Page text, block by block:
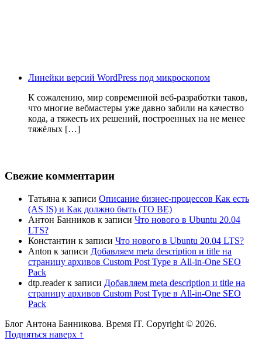
Линейки версий WordPress под микроскопом
К сожалению, мир современной веб-разработки таков,
что многие вебмастеры уже давно забили на качество
кода, а тяжесть их решений, построенных на не менее
тяжёлых […]
Свежие комментарии
Татьяна к записи Описание бизнес-процессов Как есть
(AS IS) и Как должно быть (TO BE)
Антон Банников к записи Что нового в Ubuntu 20.04
LTS?
Константин к записи Что нового в Ubuntu 20.04 LTS?
Anton к записи Добавляем meta description и title на
страницу архивов Custom Post Type в All-in-One SEO
Pack
dtp.readerк записи Добавляем meta description и title на
страницу архивов Custom Post Type в All-in-One SEO
Pack
Блог Антона Банникова. Время IT. Copyright © 2026.
Подняться наверх ↑